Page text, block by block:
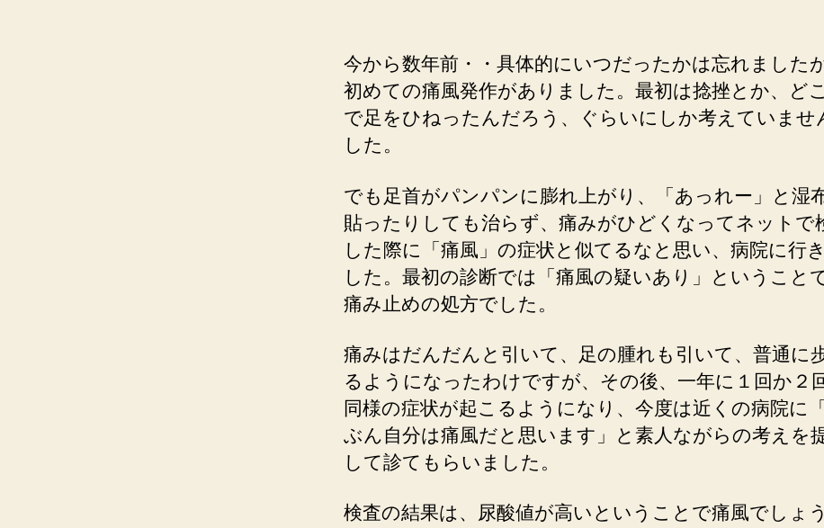
た
こ
と
た
の
に・・・。
へ
の
今から数年前・・具体的にいつだったかは忘れましたが
初めての痛風発作がありました。最初は捻挫とか、ど
で足をひねったんだろう、ぐらいにしか考えていませ
した。
でも足首がパンパンに膨れ上がり、「あっれー」と湿
貼ったりしても治らず、痛みがひどくなってネットで
した際に「痛風」の症状と似てるなと思い、病院に行
した。最初の診断では「痛風の疑いあり」ということで
痛み止めの処方でした。
痛みはだんだんと引いて、足の腫れも引いて、普通に
るようになったわけですが、その後、一年に１回か２回
同様の症状が起こるようになり、今度は近くの病院に
ぶん自分は痛風だと思います」と素人ながらの考えを
して診てもらいました。
検査の結果は、尿酸値が高いということで痛風でしょ